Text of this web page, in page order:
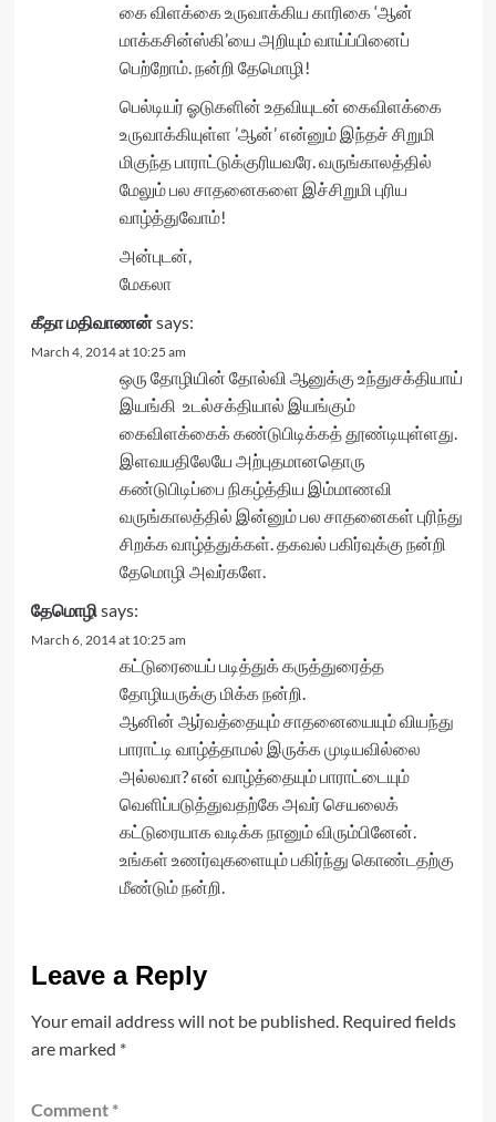
கை விளக்கை உருவாக்கிய காரிகை ‘ஆன்
மாக்கசின்ஸ்கி’யை அறியும் வாய்ப்பினைப்
பெற்றோம். நன்றி தேமொழி!
பெல்டியர் ஓடுகளின் உதவியுடன் கைவிளக்கை
உருவாக்கியுள்ள ’ஆன்’ என்னும் இந்தச் சிறுமி
மிகுந்த பாராட்டுக்குரியவரே. வருங்காலத்தில்
மேலும் பல சாதனைகளை இச்சிறுமி புரிய
வாழ்த்துவோம்!
அன்புடன்,
மேகலா
கீதா மதிவாணன்says:
March 4, 2014 at 10:25 am
ஒரு தோழியின் தோல்வி ஆனுக்கு உந்துசக்தியாய்
இயங்கி உடல்சக்தியால் இயங்கும்
கைவிளக்கைக் கண்டுபிடிக்கத் தூண்டியுள்ளது.
இளவயதிலேயே அற்புதமானதொரு
கண்டுபிடிப்பை நிகழ்த்திய இம்மாணவி
வருங்காலத்தில் இன்னும் பல சாதனைகள் புரிந்து
சிறக்க வாழ்த்துக்கள். தகவல் பகிர்வுக்கு நன்றி
தேமொழி அவர்களே.
தேமொழிsays:
March 6, 2014 at 10:25 am
கட்டுரையைப் படித்துக் கருத்துரைத்த
தோழியருக்கு மிக்க நன்றி.
ஆனின் ஆர்வத்தையும் சாதனையையும் வியந்து
பாராட்டி வாழ்த்தாமல் இருக்க முடியவில்லை
அல்லவா? என் வாழ்த்தையும் பாராட்டையும்
வெளிப்படுத்துவதற்கே அவர் செயலைக்
கட்டுரையாக வடிக்க நானும் விரும்பினேன்.
உங்கள் உணர்வுகளையும் பகிர்ந்து கொண்டதற்கு
மீண்டும் நன்றி.
Leave a Reply
Your email address will not be published. Required fields
are marked *
Comment *